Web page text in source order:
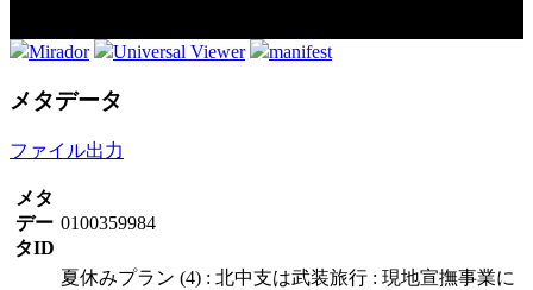
Mirador Universal Viewer manifest
メタデータ
ファイル出力
メタ
デー
タID
0100359984
夏休みプラン (4) : 北中支は武装旅行 : 現地宣撫事業に